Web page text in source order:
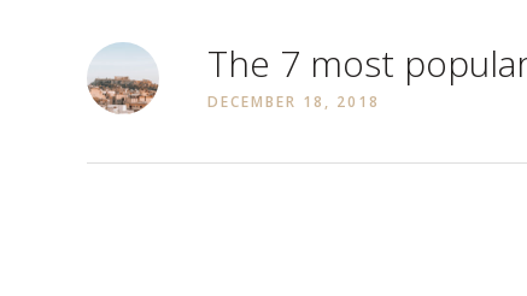
The 7 most
DECEMBER 18, 2018